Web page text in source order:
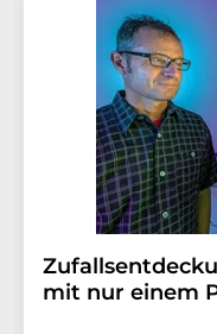
widerruf@lumitos.com
widerrufen. Zudem ist
Abbestellung des
enthalten.
mit nur einem